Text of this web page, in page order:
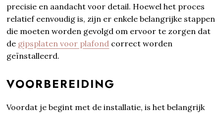
precisie en aandacht voor detail. Hoewel het proces
relatief eenvoudig is, zijn er enkele belangrijke stappen
die moeten worden gevolgd om ervoor te zorgen dat
de gipsplaten voor plafond correct worden
geïnstalleerd.
VOORBEREIDING
Voordat je begint met de installatie, is het belangrijk